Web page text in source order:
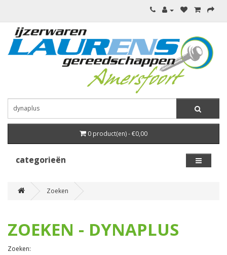
0 product(en) - €0,00
categorieën
Zoeken
ZOEKEN - DYNAPLUS
Zoeken: